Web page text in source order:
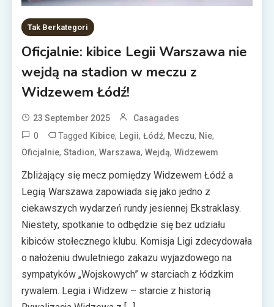
Tak Berkategori
Oficjalnie: kibice Legii Warszawa nie
wejdą na stadion w meczu z
Widzewem Łódź!
23 September 2025 Casagades
0 Tagged Kibice, Legii,Łódź, Meczu, Nie,
Oficjalnie,Stadion,Warszawa,Wejdą,Widzewem
Zbliżający się mecz pomiędzy Widzewem Łódź a
Legią Warszawa zapowiada się jako jedno z
ciekawszych wydarzeń rundy jesiennej Ekstraklasy.
Niestety, spotkanie to odbędzie się bez udziału
kibiców stołecznego klubu. Komisja Ligi zdecydowała
o nałożeniu dwuletniego zakazu wyjazdowego na
sympatyków „Wojskowych” w starciach z łódzkim
rywalem. Legia i Widzew – starcie z historią